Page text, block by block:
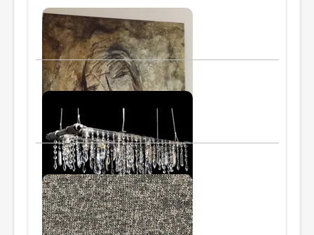
Woman painting
PIDE Y AHORRA
PIDE Y AHORRA
Carrington Court Direct
Carrington Court Direct
PIDE Y AHORRA